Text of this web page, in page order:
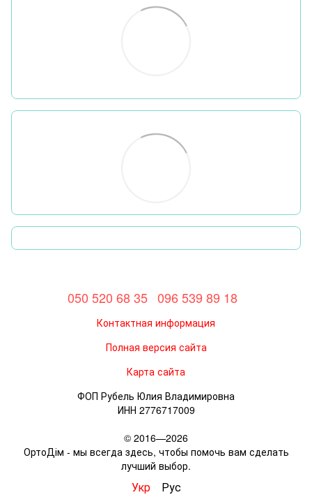
050 520 68 35 096 539 89 18
Контактная информация
Полная версия сайта
Карта сайта
ФОП Рубель Юлия Владимировна
ИНН 2776717009
© 2016—2026
ОртоДім - мы всегда здесь, чтобы помочь вам сделать
лучший выбор.
Укр Рус